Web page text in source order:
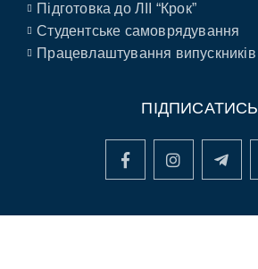
Підготовка до ЛІІ “Крок”
Студентське самоврядування
Працевлаштування випускників
ПІДПИСАТИСЬ